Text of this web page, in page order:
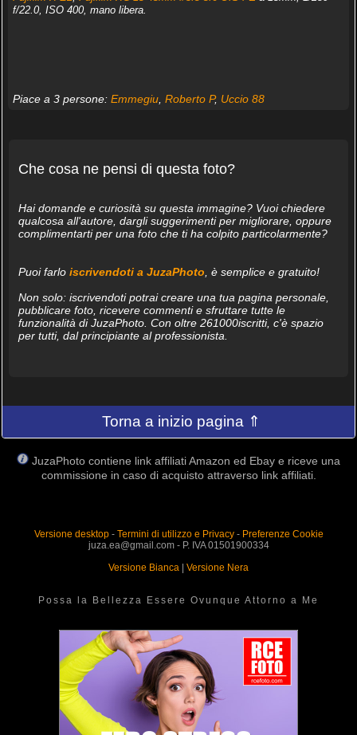
f/22.0, ISO 400, mano libera.
Piace a 3 persone: Emmegiu, Roberto P, Uccio 88
Che cosa ne pensi di questa foto?
Hai domande e curiosità su questa immagine? Vuoi chiedere
qualcosa all'autore, dargli suggerimenti per migliorare, oppure
complimentarti per una foto che ti ha colpito particolarmente?
Puoi farlo iscrivendoti a JuzaPhoto, è semplice e gratuito!
Non solo: iscrivendoti potrai creare una tua pagina personale,
pubblicare foto, ricevere commenti e sfruttare tutte le
funzionalità di JuzaPhoto. Con oltre 261000iscritti, c'è spazio
per tutti, dal principiante al professionista.
Torna a inizio pagina ⇑
JuzaPhoto contiene link affiliati Amazon ed Ebay e riceve una
commissione in caso di acquisto attraverso link affiliati.
Versione desktop- Termini di utilizzo e Privacy- Preferenze Cookie
juza.ea@gmail.com - P. IVA 01501900334
Versione Bianca | Versione Nera
Possa la Bellezza Essere Ovunque Attorno a Me